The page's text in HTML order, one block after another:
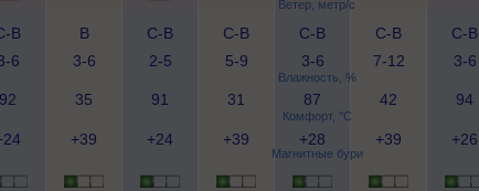
Ветер, метр/с
Влажность, %
Комфорт, °C
Магнитные бури
В
6
В
3-6
С-В
2-5
С-В
5-9
С-В
3-6
С-В
7-12
С-В
3-6
92 35 91 31 87 42 94
+39 +24 +39 +28 +39 +26